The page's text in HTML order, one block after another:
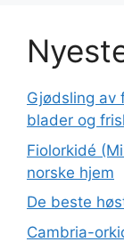
Gjødsling av
blader og
Fiolorkidé
norske hjem
De beste
Cambria-